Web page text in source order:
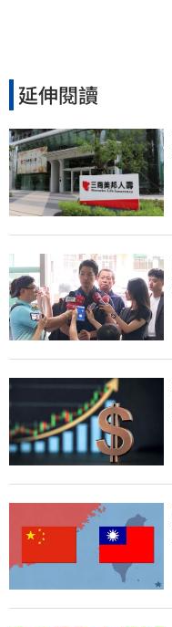
延伸閱讀